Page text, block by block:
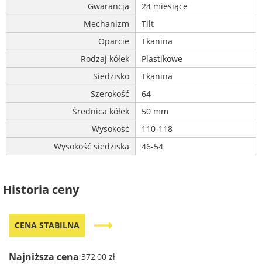
Gwarancja
24 miesiące
Mechanizm
Tilt
Oparcie
Tkanina
Rodzaj kółek
Plastikowe
Siedzisko
Tkanina
Szerokość
64
Średnica kółek
50 mm
Wysokość
110-118
Wysokość siedziska
46-54
Historia ceny
CENA STABILNA trending_flat
Najniższa cena 372,00 zł